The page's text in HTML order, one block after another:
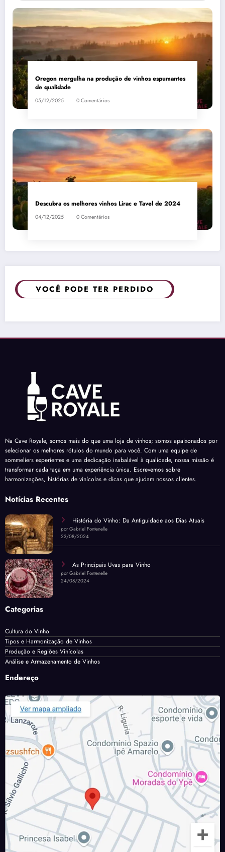
Oregon mergulha na produção de vinhos espumantes
de qualidade
05/12/2025 0 Comentários
Descubra os melhores vinhos Lirac e Tavel de 2024
04/12/2025 0 Comentários
VOCÊ PODE TER PERDIDO
Na Cave Royale, somos mais do que uma loja de vinhos; somos apaixonados por
selecionar os melhores rótulos do mundo para você. Com uma equipe de
sommeliers experientes e uma dedicação inabalável à qualidade, nossa missão é
transformar cada taça em uma experiência única. Escrevemos sobre
harmonizações, histórias de vinícolas e dicas que ajudam nossos clientes.
Notícias Recentes
História do Vinho: Da Antiguidade aos Dias Atuais
por Gabriel Fontenelle
23/08/2024
As Principais Uvas para Vinho
por Gabriel Fontenelle
24/08/2024
Categorias
Cultura do Vinho
Tipos e Harmonização de Vinhos
Produção e Regiões Vinícolas
Análise e Armazenamento de Vinhos
Endereço